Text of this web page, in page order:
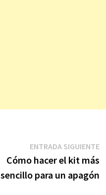
ENTRADA SIGUIENTE
Cómo hacer el kit más
sencillo para un apagón